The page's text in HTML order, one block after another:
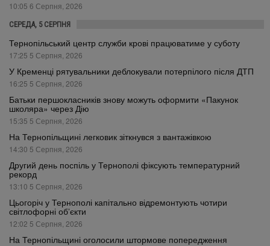
10:05 6 Серпня, 2026
СЕРЕДА, 5 СЕРПНЯ
Тернопільський центр служби крові працюватиме у суботу
17:25 5 Серпня, 2026
У Кременці рятувальники деблокували потерпілого після ДТП
16:25 5 Серпня, 2026
Батьки першокласників знову можуть оформити «Пакунок
школяра» через Дію
15:35 5 Серпня, 2026
На Тернопільщині легковик зіткнувся з вантажівкою
14:30 5 Серпня, 2026
Другий день поспіль у Тернополі фіксують температурний
рекорд
13:10 5 Серпня, 2026
Цьогоріч у Тернополі капітально відремонтують чотири
світлофорні об’єкти
12:02 5 Серпня, 2026
На Тернопільщині оголосили штормове попередження